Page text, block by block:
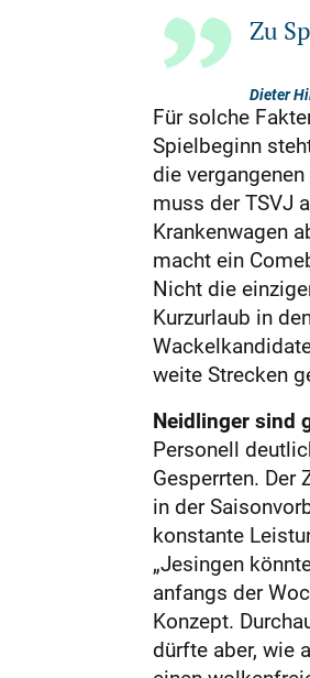
Zu
Dieter
Für solche
Spielbeginn
die
muss der TSVJ
Krankenwagen
macht ein
Nicht die
Kurzurlaub in
weite Strecken
Neidlinger sind
Personell
Gesperrten.
in der
konstante
„Jesingen
anfangs der
Konzept.
dürfte aber, wie